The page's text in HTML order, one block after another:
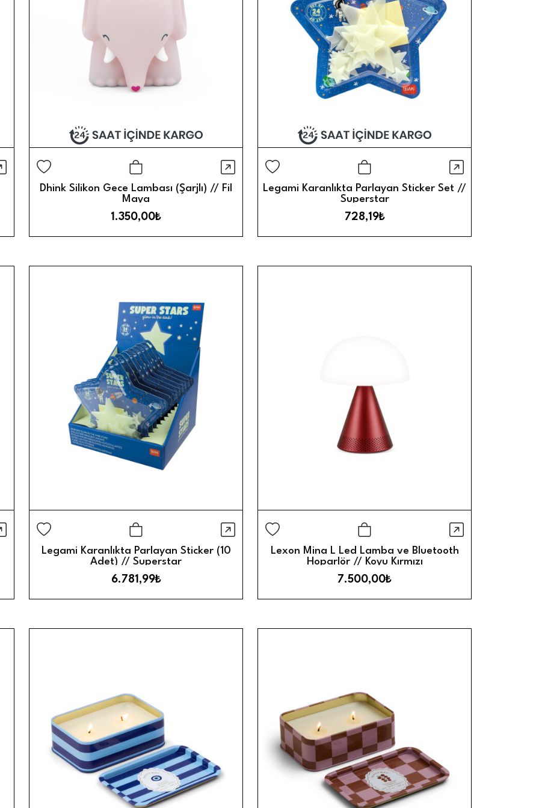
Görünüm
Sepete Ekle
Hızlı Görünüm
Dhink Silikon Gece Lambası (Şarjlı) // Fil
Maya
1.350,00₺
Sepete Ekle
Hızlı
Legami Karanlıkta Parlayan Sticker Set //
Superstar
728,19₺
Görünüm
Sepete Ekle
Hızlı Görünüm
Legami Karanlıkta Parlayan Sticker (10
Adet) // Superstar
6.781,99₺
Sepete Ekle
Hızlı
Lexon Mina L Led Lamba ve Bluetooth
Hoparlör // Koyu Kırmızı
7.500,00₺